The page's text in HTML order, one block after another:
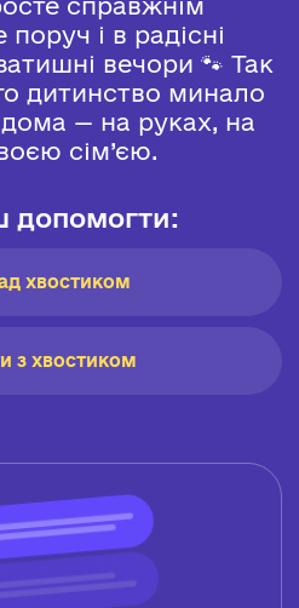
справжнім
і в радісні
вечори 🐾 Так
дитинство минало
— на руках, на
сім’єю.
хвостиком
з хвостиком